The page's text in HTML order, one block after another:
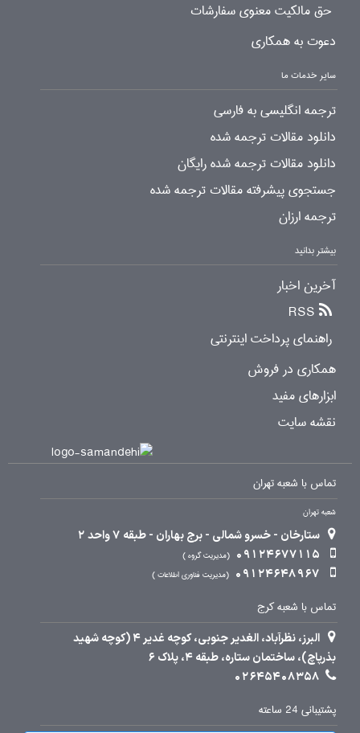
حق مالکیت معنوی سفارشات
دعوت به همکاری
سایر خدمات ما
ترجمه انگلیسی به فارسی
دانلود مقالات ترجمه شده
دانلود مقالات ترجمه شده رایگان
جستجوی پیشرفته مقالات ترجمه شده
ترجمه ارزان
بیشتر بدانید
آخرین اخبار
RSS
راهنمای پرداخت اینترنتی
همکاری در فروش
ابزارهای مفید
نقشه سایت
تماس با شعبه تهران
شعبه تهران
ستارخان - خسرو شمالی - برج بهاران - طبقه 7 واحد 2
09124677115
مدیریت گروه
09124648967 مدیریت فناوری اطلاعات
تماس با شعبه کرج
البرز، نظرآباد، الغدیر جنوبی، کوچه غدیر 4 (کوچه شهید
بذرپاچ)، ساختمان ستاره، طبقه 4، پلاک 6
02645408358
پشتیبانی 24 ساعته